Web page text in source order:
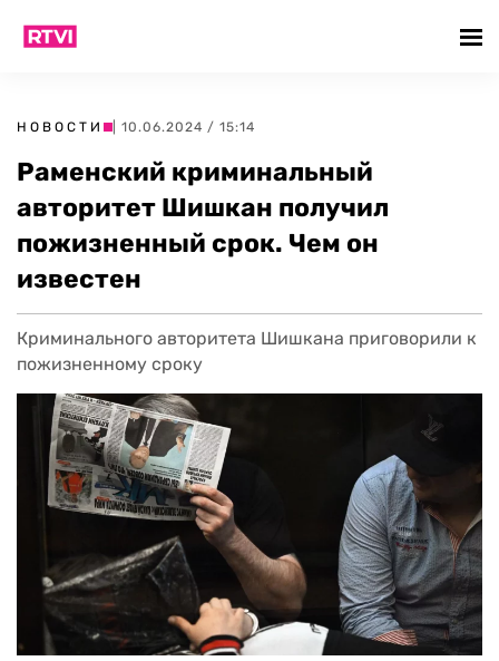
НОВОСТИ | 10.06.2024 / 15:14
Раменский криминальный
авторитет Шишкан получил
пожизненный срок. Чем он
известен
Криминального авторитета Шишкана приговорили к
пожизненному сроку